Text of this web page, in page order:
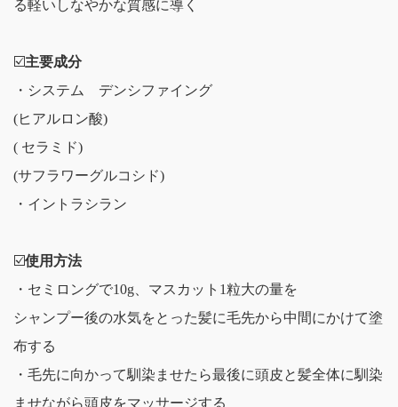
る軽いしなやかな質感に導く
☑️主要成分
・システム デンシファイング
(ヒアルロン酸)
( セラミド)
(サフラワーグルコシド)
・イントラシラン
☑️使用方法
・セミロングで10g、マスカット1粒大の量を
シャンプー後の水気をとった髪に毛先から中間にかけて塗
布する
・毛先に向かって馴染ませたら最後に頭皮と髪全体に馴染
ませながら頭皮をマッサージする